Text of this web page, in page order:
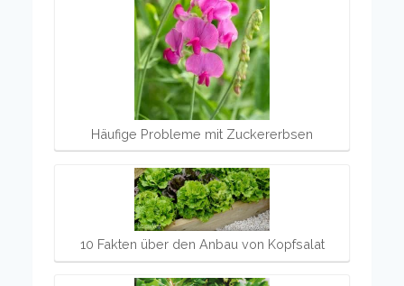
Häufige Probleme mit Zuckererbsen
10 Fakten über den Anbau von Kopfsalat